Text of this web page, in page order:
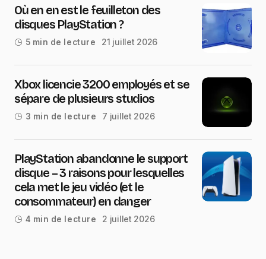
Où en en est le feuilleton des
disques PlayStation ?
5 min de lecture 21 juillet 2026
Xbox licencie 3200 employés et se
sépare de plusieurs studios
3 min de lecture 7 juillet 2026
PlayStation abandonne le support
disque – 3 raisons pour lesquelles
cela met le jeu vidéo (et le
consommateur) en danger
4 min de lecture 2 juillet 2026